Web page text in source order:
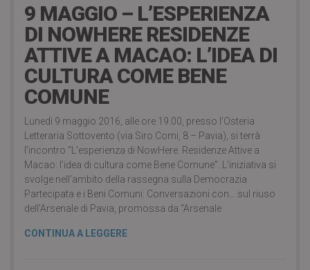
9 MAGGIO – L’ESPERIENZA
DI NOWHERE RESIDENZE
ATTIVE A MACAO: L’IDEA DI
CULTURA COME BENE
COMUNE
Lunedì 9 maggio 2016, alle ore 19.00, presso l’Osteria
Letteraria Sottovento (via Siro Comi, 8 – Pavia), si terrà
l’incontro “L’esperienza di NowHere. Residenze Attive a
Macao: l’idea di cultura come Bene Comune”. L’iniziativa si
svolge nell’ambito della rassegna sulla Democrazia
Partecipata e i Beni Comuni: Conversazioni con… sul riuso
dell’Arsenale di Pavia, promossa da “Arsenale
CONTINUA A LEGGERE